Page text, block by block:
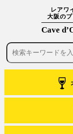
レアワ
大阪の
Cave